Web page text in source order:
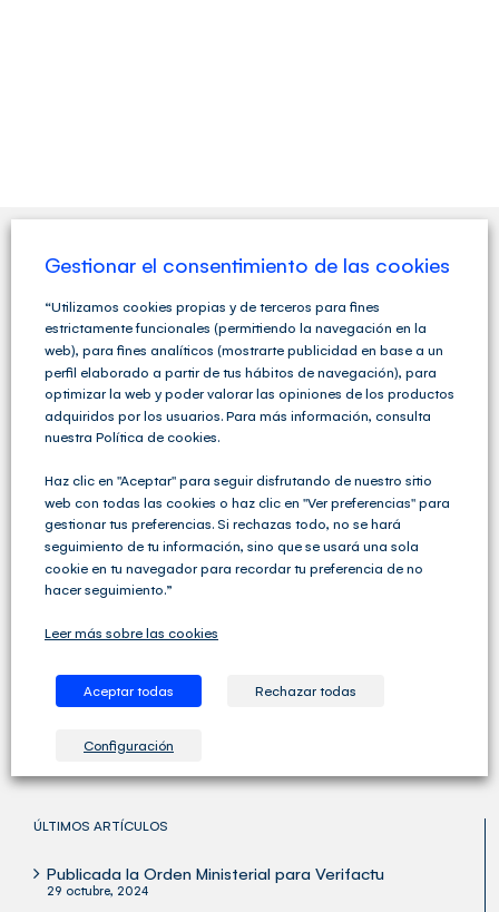
Cegid Club del Asesor no solo ofrece soluciones de
Gestión Fiscal, Contable y Laboral completas sino que
servicios para las Asesorías y los Despachos
Profesionales.
ÚLTIMOS ARTÍCULOS
Publicada la Orden Ministerial para Verifactu
29 octubre, 2024
Gestionar el consentimiento de las cookies
“Utilizamos cookies propias y de terceros para fines
estrictamente funcionales (permitiendo la navegación en la
web), para fines analíticos (mostrarte publicidad en base a un
perfil elaborado a partir de tus hábitos de navegación), para
optimizar la web y poder valorar las opiniones de los productos
adquiridos por los usuarios. Para más información, consulta
nuestra Política de cookies.
Haz clic en "Aceptar" para seguir disfrutando de nuestro sitio
web con todas las cookies o haz clic en "Ver preferencias" para
gestionar tus preferencias. Si rechazas todo, no se hará
seguimiento de tu información, sino que se usará una sola
cookie en tu navegador para recordar tu preferencia de no
hacer seguimiento.”
Leer más sobre las cookies
Aceptar todas Rechazar todas
Configuración